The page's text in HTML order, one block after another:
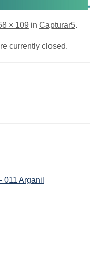
× 109 in Capturar5.
currently closed.
011 Arganil